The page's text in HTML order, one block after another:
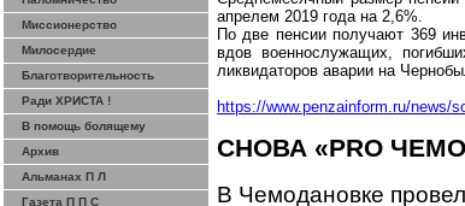
Миссионерство
Милосердие
Благотворительность
Ради ХРИСТА !
В помощь болящему
Архив
Альманах П Л
Газета П П С
апрелем 2019 года на 2,6%.
По две пенсии получают 369
вдов военнослужащих,
ликвидаторов аварии на
https://www.penzainform.ru/news/
СНОВА «PRO
В Чемодановке